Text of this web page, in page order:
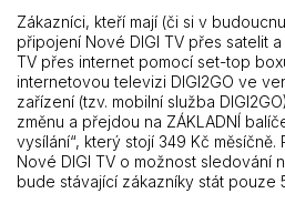
Zákazníci, kteří mají (či si v
připojení Nové DIGI TV přes satelit
TV přes internet pomocí set-top
internetovou televizi DIGI2GO ve
zařízení (tzv. mobilní služba
změnu a přejdou na ZÁKLADNÍ
vysílání“, který stojí 349 Kč měsíčně.
Nové DIGI TV o možnost sledování
bude stávající zákazníky stát pouze